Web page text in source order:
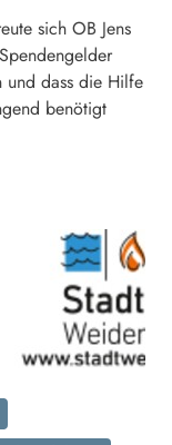
sich OB Jens
und dass die Hilfe
benötigt